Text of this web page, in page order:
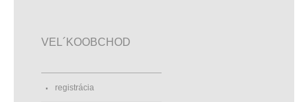
VEL´KOOBCHOD
registrácia